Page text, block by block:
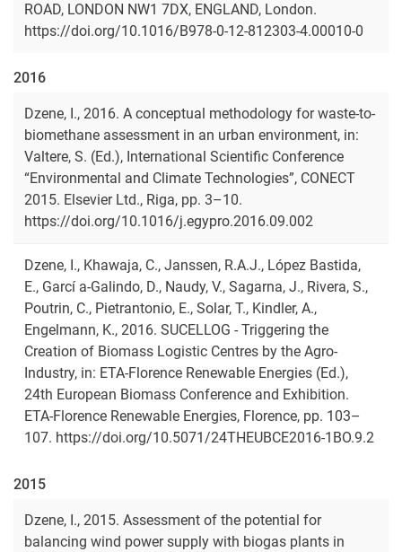
ROAD, LONDON NW1 7DX, ENGLAND, London.
https://doi.org/10.1016/B978-0-12-812303-4.00010-0
2016
Dzene, I., 2016. A conceptual methodology for waste-to-
biomethane assessment in an urban environment, in:
Valtere, S. (Ed.), International Scientific Conference
“Environmental and Climate Technologies”, CONECT
2015. Elsevier Ltd., Riga, pp. 3–10.
https://doi.org/10.1016/j.egypro.2016.09.002
Dzene, I., Khawaja, C., Janssen, R.A.J., López Bastida,
E., Garcí a-Galindo, D., Naudy, V., Sagarna, J., Rivera, S.,
Poutrin, C., Pietrantonio, E., Solar, T., Kindler, A.,
Engelmann, K., 2016. SUCELLOG - Triggering the
Creation of Biomass Logistic Centres by the Agro-
Industry, in: ETA-Florence Renewable Energies (Ed.),
24th European Biomass Conference and Exhibition.
ETA-Florence Renewable Energies, Florence, pp. 103–
107. https://doi.org/10.5071/24THEUBCE2016-1BO.9.2
2015
Dzene, I., 2015. Assessment of the potential for
balancing wind power supply with biogas plants in